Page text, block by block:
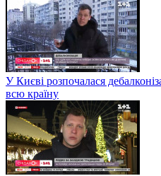
У Києві розпочалася
всю країну